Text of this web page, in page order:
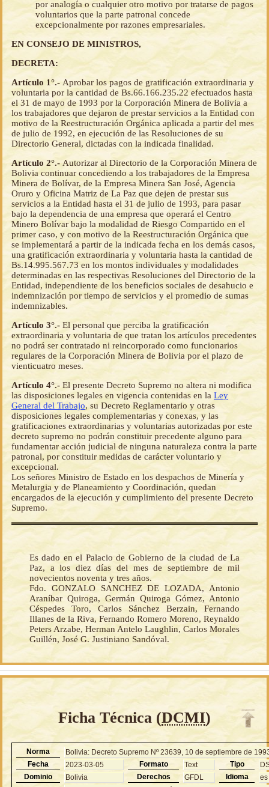
por analogía o cualquier otro motivo por tratarse de pagos
voluntarios que la parte patronal concede
excepcionalmente por razones empresariales.
EN CONSEJO DE MINISTROS,
DECRETA:
Artículo 1°.- Aprobar los pagos de gratificación extraordinaria y
voluntaria por la cantidad de Bs.66.166.235.22 efectuados hasta
el 31 de mayo de 1993 por la Corporación Minera de Bolivia a
los trabajadores que dejaron de prestar servicios a la Entidad con
motivo de la Reestructuración Orgánica aplicada a partir del mes
de julio de 1992, en ejecución de las Resoluciones de su
Directorio General, dictadas con la indicada finalidad.
Artículo 2°.-Autorizar al Directorio de la Corporación Minera de
Bolivia continuar concediendo a los trabajadores de la Empresa
Minera de Bolívar, de la Empresa Minera San José, Agencia
Oruro y Oficina Matriz de La Paz que dejen de prestar sus
servicios a la Entidad hasta el 31 de julio de 1993, para pasar
bajo la dependencia de una empresa que operará el Centro
Minero Bolívar bajo la modalidad de Riesgo Compartido en el
primer caso, y con motivo de la Reestructuración Orgánica que
se implementará a partir de la indicada fecha en los demás casos,
una gratificación extraordinaria y voluntaria hasta la cantidad de
Bs.14.995.567.73 en los montos individuales y modalidades
determinadas en las respectivas Resoluciones del Directorio de la
Entidad, independiente de los beneficios sociales de desahucio e
indemnización por tiempo de servicios y el promedio de sumas
indemnizables.
Artículo 3°.- El personal que perciba la gratificación
extraordinaria y voluntaria de que tratan los artículos precedentes
no podrá ser contratado ni reincorporado como funcionarios
regulares de la Corporación Minera de Bolivia por el plazo de
vienticuatro meses.
Artículo 4°.- El presente Decreto Supremo no altera ni modifica
las disposiciones legales en vigencia contenidas en la Ley
General del Trabajo, su Decreto Reglamentario y otras
disposiciones legales complementarias y conexas, y las
gratificaciones extraordinarias y voluntarias autorizadas por este
decreto supremo no podrán constituir precedente alguno para
fundamentar acción judicial de ninguna naturaleza contra la parte
patronal, por constituir medidas de carácter voluntario y
excepcional.
Los señores Ministro de Estado en los despachos de Minería y
Metalurgia y de Planeamiento y Coordinación, quedan
encargados de la ejecución y cumplimiento del presente Decreto
Supremo.
Es dado en el Palacio de Gobierno de la ciudad de La
Paz, a los diez días del mes de septiembre de mil
novecientos noventa y tres años.
Fdo. GONZALO SANCHEZ DE LOZADA, Antonio
Araníbar Quiroga, Germán Quiroga Gómez, Antonio
Céspedes Toro, Carlos Sánchez Berzain, Fernando
Illanes de la Riva, Fernando Romero Moreno, Reynaldo
Peters Arzabe, Herman Antelo Laughlin, Carlos Morales
Guillén, José G. Justiniano Sandóval.
Ficha Técnica (DCMI)
Norma
Bolivia: Decreto Supremo Nº 23639, 10 de septiembre de
Fecha
2023-03-05 Formato Text Tipo
Dominio
Bolivia Derechos GFDL Idioma
es